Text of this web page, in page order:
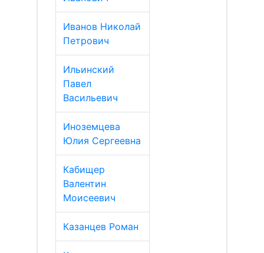
Иванов Николай
Петрович
Ильинский
Павел
Васильевич
Иноземцева
Юлия Сергеевна
Кабищер
Валентин
Моисеевич
Казанцев Роман